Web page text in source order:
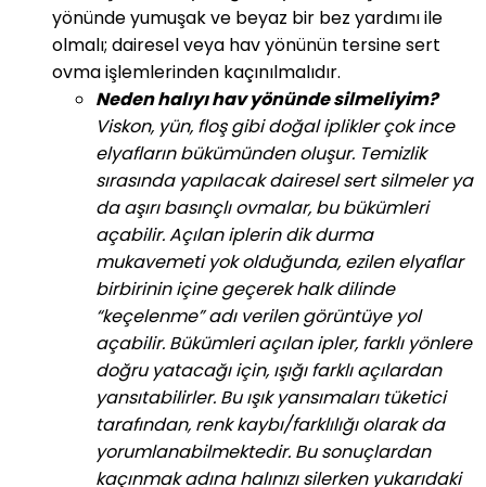
yönünde yumuşak ve beyaz bir bez yardımı ile
olmalı; dairesel veya hav yönünün tersine sert
ovma işlemlerinden kaçınılmalıdır.
Neden halıyı hav yönünde silmeliyim?
Viskon, yün, floş gibi doğal iplikler çok ince
elyafların bükümünden oluşur. Temizlik
sırasında yapılacak dairesel sert silmeler ya
da aşırı basınçlı ovmalar, bu bükümleri
açabilir. Açılan iplerin dik durma
mukavemeti yok olduğunda, ezilen elyaflar
birbirinin içine geçerek halk dilinde
“keçelenme” adı verilen görüntüye yol
açabilir. Bükümleri açılan ipler, farklı yönlere
doğru yatacağı için, ışığı farklı açılardan
yansıtabilirler. Bu ışık yansımaları tüketici
tarafından, renk kaybı/farklılığı olarak da
yorumlanabilmektedir. Bu sonuçlardan
kaçınmak adına halınızı silerken yukarıdaki